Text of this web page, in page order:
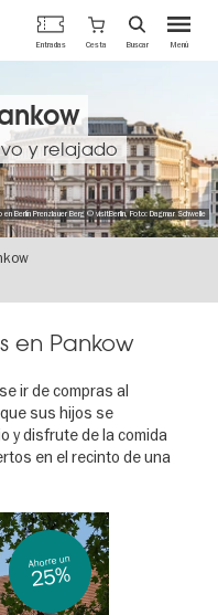
Menú
Entradas Cesta Buscar
y relajado
en Berlín Prenzlauer Berg © visitBerlin, Foto: Dagmar Schwelle
en Pankow
ir de compras al
sus hijos se
y disfrute de la comida
en el recinto de una
Ahorre un
25%